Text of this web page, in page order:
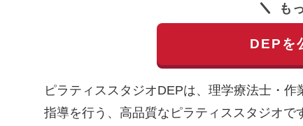
も
DEPを
ピラティススタジオDEPは、理学療法士・
指導を行う、高品質なピラティススタジオ